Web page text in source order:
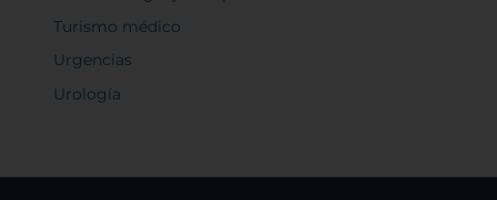
Turismo médico
Urgencias
Urología